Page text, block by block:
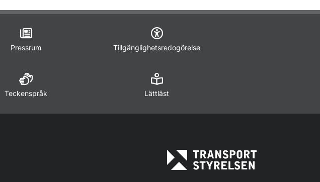
Pressrum Tillgänglighetsredogörelse
Teckenspråk Lättläst